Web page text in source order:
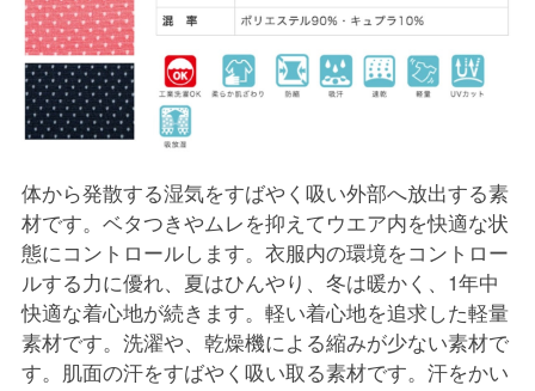
体から発散する湿気をすばやく吸い外部へ放出する素
材です。ベタつきやムレを抑えてウエア内を快適な状
態にコントロールします。衣服内の環境をコントロー
ルする力に優れ、夏はひんやり、冬は暖かく、1年中
快適な着心地が続きます。軽い着心地を追求した軽量
素材です。洗濯や、乾燥機による縮みが少ない素材で
す。肌面の汗をすばやく吸い取る素材です。汗をかい